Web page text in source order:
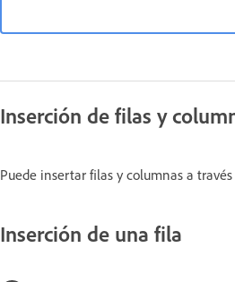
Inserción de filas y
Puede insertar filas y columnas a
Inserción de una fila